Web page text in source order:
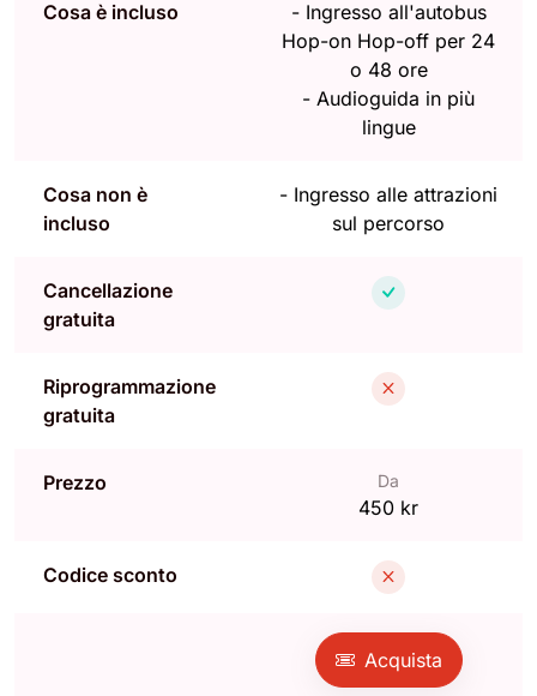
Cosa è incluso - Ingresso all'autobus
Hop-on Hop-off per 24
o 48 ore
- Audioguida in più
lingue
Cosa non è
incluso
- Ingresso alle attrazioni
sul percorso
Cancellazione
gratuita
Riprogrammazione
gratuita
Prezzo Da
450 kr
Codice sconto
Acquista